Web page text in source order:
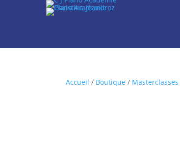
Accueil / Boutique / Masterclasses